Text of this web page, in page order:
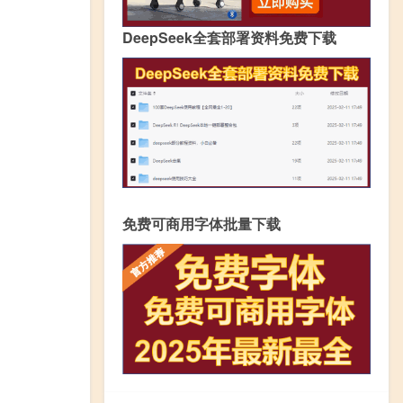
DeepSeek全套部署资料免费下载
免费可商用字体批量下载